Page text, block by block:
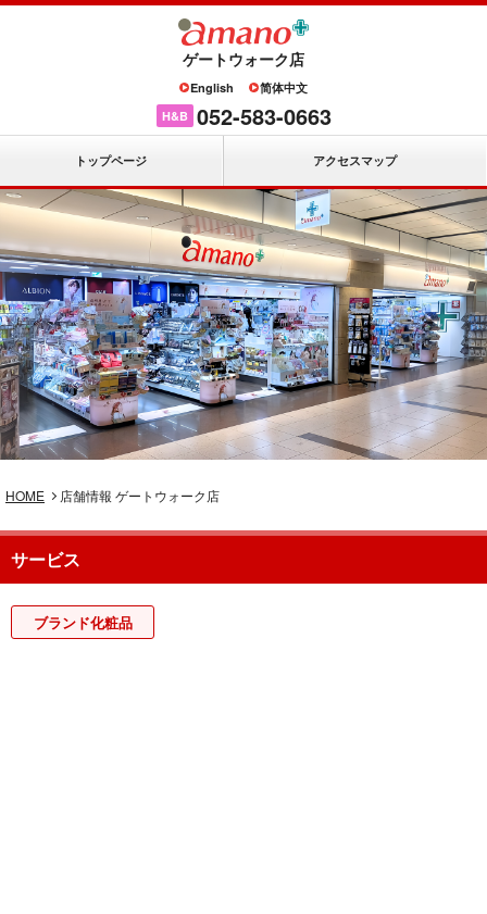
ゲートウォーク店
English
简体中文
H&B 052-583-0663
トップページ アクセスマップ
HOME 店舗情報 ゲートウォーク店
サービス
ブランド化粧品